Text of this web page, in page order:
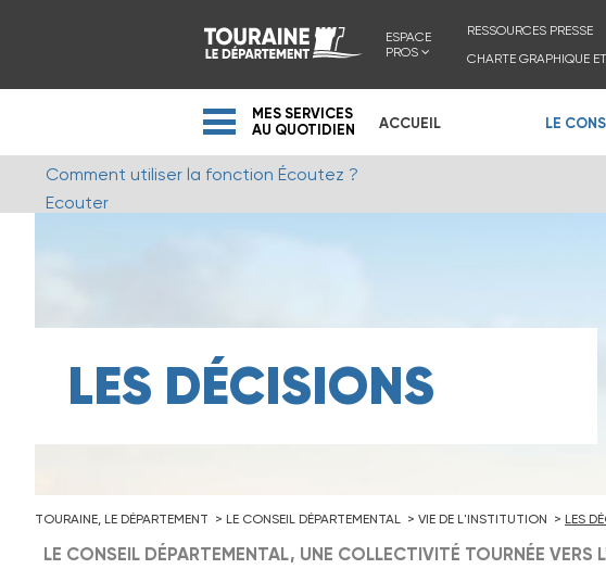
ESPACE
PROS
RESSOURCES PRESSE
CHARTE GRAPHIQUE
MES SERVICES
AU QUOTIDIEN
ACCUEIL LE
Comment utiliser la fonction Écoutez ?
Ecouter
LES DÉCISIONS
TOURAINE, LE DÉPARTEMENT LE CONSEIL DÉPARTEMENTAL VIE DE L'INSTITUTION LES
LE CONSEIL DÉPARTEMENTAL, UNE COLLECTIVITÉ TOURNÉE VERS